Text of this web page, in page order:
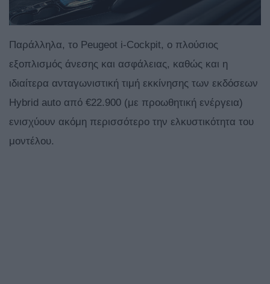
Παράλληλα, το Peugeot i-Cockpit, ο πλούσιος
εξοπλισμός άνεσης και ασφάλειας, καθώς και η
ιδιαίτερα ανταγωνιστική τιμή εκκίνησης των εκδόσεων
Hybrid auto από €22.900 (με προωθητική ενέργεια)
ενισχύουν ακόμη περισσότερο την ελκυστικότητα του
μοντέλου.